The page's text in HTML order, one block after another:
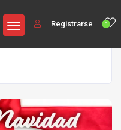
0
Registrarse